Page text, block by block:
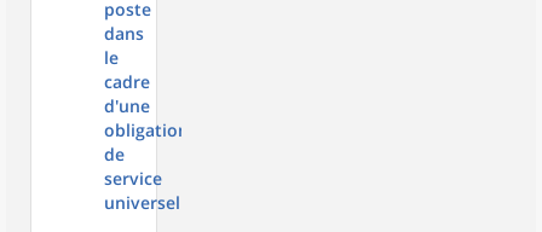
poste
dans
le
cadre
d'une
obligation
de
service
universel